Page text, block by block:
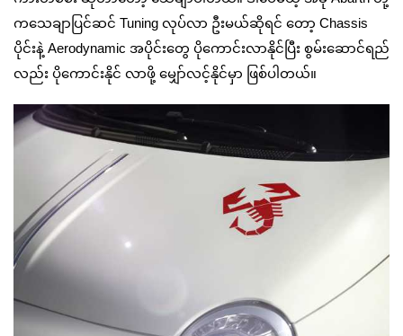
ကသေချာပြင်ဆင် Tuning လုပ်လာ ဦးမယ်ဆိုရင် တော့ Chassis
ပိုင်းနဲ့ Aerodynamic အပိုင်းတွေ ပိုကောင်းလာနိုင်ပြီး စွမ်းဆောင်ရည်
လည်း ပိုကောင်းနိုင် လာဖို့ မျှော်လင့်နိုင်မှာ ဖြစ်ပါတယ်။